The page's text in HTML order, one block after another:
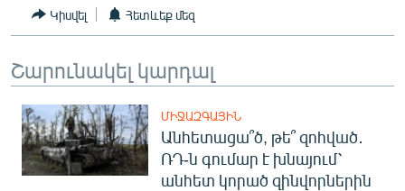
ԲԱՆԱՎԵՃ
ՓՈԴՔԱՍԹ
Հայերեն
English
Կիսվել Հետևեք մեզ
Շարունակել կարդալ
ՄԻՋԱԶԳԱՅԻՆ
Անհետացա՞ծ, թե՞ զոհված․
ՌԴ-ն գումար է խնայում՝
անհետ կորած զինվորներին